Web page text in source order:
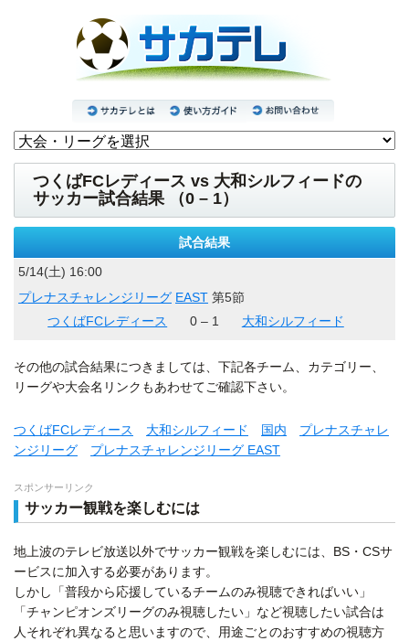
つくばFCレディース vs 大和シルフィードの
サッカー試合結果 （0 – 1）
試合結果
5/14(土) 16:00
プレナスチャレンジリーグ EAST 第5節
つくばFCレディース
0 – 1 大和シルフィード
その他の試合結果につきましては、下記各チーム、カテゴリー、
リーグや大会名リンクもあわせてご確認下さい。
つくばFCレディース 大和シルフィード 国内
プレナスチャレ
ンジリーグ
プレナスチャレンジリーグ EAST
スポンサーリンク
サッカー観戦を楽しむには
地上波のテレビ放送以外でサッカー観戦を楽しむには、BS・CSサ
ービスに加入する必要があります。
しかし「普段から応援しているチームのみ視聴できればいい」
「チャンピオンズリーグのみ視聴したい」など視聴したい試合は
人それぞれ異なると思いますので、用途ごとのおすすめの視聴方